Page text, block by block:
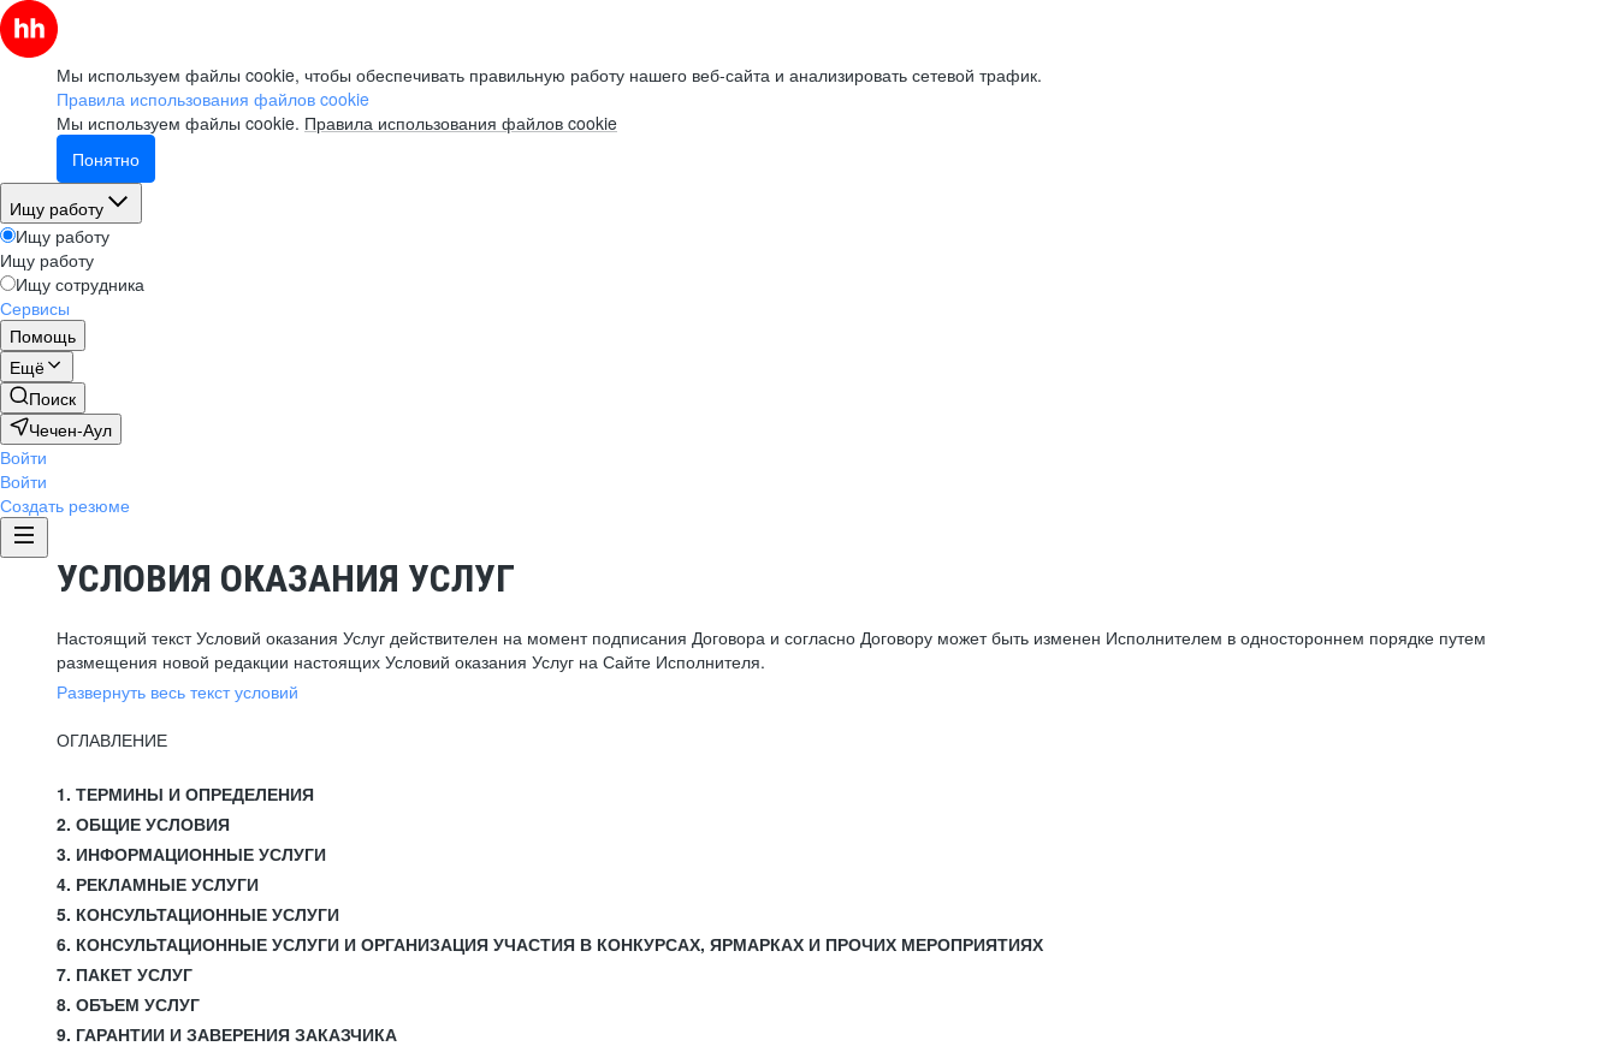
Мы используем файлы cookie, чтобы обеспечивать правильную работу нашего веб-сайта и анализировать сетевой трафик.
Правила использования файлов cookie
Мы используем файлы cookie. Правила использования файлов cookie
Понятно
Ищу работу
Ищу работу
Ищу работу
Ищу сотрудника
Сервисы
Помощь
Ещё
Поиск
Чечен-Аул
Войти
Войти
Создать резюме
УСЛОВИЯ ОКАЗАНИЯ УСЛУГ
Настоящий текст Условий оказания Услуг действителен на момент подписания Договора и согласно Договору может быть изменен Исполнителем в одностороннем порядке путем
размещения новой редакции настоящих Условий оказания Услуг на Сайте Исполнителя.
Развернуть весь текст условий
ОГЛАВЛЕНИЕ
1. ТЕРМИНЫ И ОПРЕДЕЛЕНИЯ
2. ОБЩИЕ УСЛОВИЯ
3. ИНФОРМАЦИОННЫЕ УСЛУГИ
4. РЕКЛАМНЫЕ УСЛУГИ
5. КОНСУЛЬТАЦИОННЫЕ УСЛУГИ
6. КОНСУЛЬТАЦИОННЫЕ УСЛУГИ И ОРГАНИЗАЦИЯ УЧАСТИЯ В КОНКУРСАХ, ЯРМАРКАХ И ПРОЧИХ МЕРОПРИЯТИЯХ
7. ПАКЕТ УСЛУГ
8. ОБЪЕМ УСЛУГ
9. ГАРАНТИИ И ЗАВЕРЕНИЯ ЗАКАЗЧИКА